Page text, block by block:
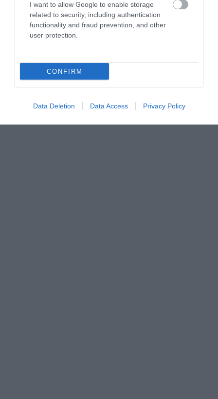
I want to allow Google to enable storage
related to security, including authentication
functionality and fraud prevention, and other
user protection.
CONFIRM
Data Deletion Data Access Privacy Policy